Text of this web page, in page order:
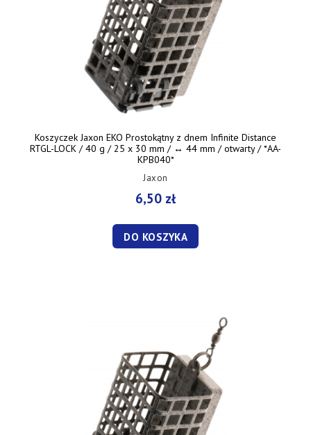
Koszyczek Jaxon EKO Prostokątny z dnem Infinite Distance
RTGL-LOCK / 40 g / 25 x 30 mm / ↔︎ 44 mm / otwarty / *AA-
KPB040*
Jaxon
6,50 zł
DO KOSZYKA